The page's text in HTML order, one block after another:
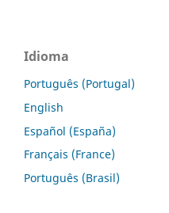
Idioma
Português (Portugal)
English
Español (España)
Français (France)
Português (Brasil)